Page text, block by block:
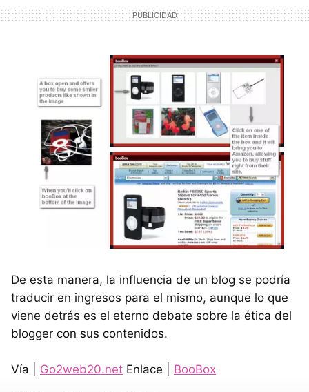
De esta manera, la influencia de un blog se podría
traducir en ingresos para el mismo, aunque lo que
viene detrás es el eterno debate sobre la ética del
blogger con sus contenidos.
Vía | Go2web20.net Enlace | BooBox